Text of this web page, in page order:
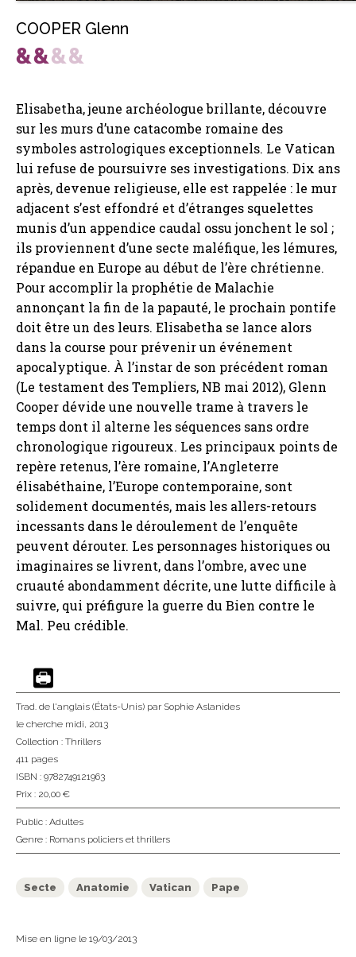
COOPER Glenn
Elisabetha, jeune archéologue brillante, découvre
sur les murs d’une catacombe romaine des
symboles astrologiques exceptionnels. Le Vatican
lui refuse de poursuivre ses investigations. Dix ans
après, devenue religieuse, elle est rappelée : le mur
adjacent s’est effondré et d’étranges squelettes
munis d’un appendice caudal ossu jonchent le sol ;
ils proviennent d’une secte maléfique, les lémures,
répandue en Europe au début de l’ère chrétienne.
Pour accomplir la prophétie de Malachie
annonçant la fin de la papauté, le prochain pontife
doit être un des leurs. Elisabetha se lance alors
dans la course pour prévenir un événement
apocalyptique. À l’instar de son précédent roman
(Le testament des Templiers, NB mai 2012), Glenn
Cooper dévide une nouvelle trame à travers le
temps dont il alterne les séquences sans ordre
chronologique rigoureux. Les principaux points de
repère retenus, l’ère romaine, l’Angleterre
élisabéthaine, l’Europe contemporaine, sont
solidement documentés, mais les allers-retours
incessants dans le déroulement de l’enquête
peuvent dérouter. Les personnages historiques ou
imaginaires se livrent, dans l’ombre, avec une
cruauté abondamment décrite, une lutte difficile à
suivre, qui préfigure la guerre du Bien contre le
Mal. Peu crédible.
Trad. de l'anglais (États-Unis) par Sophie Aslanides
le cherche midi, 2013
Collection : Thrillers
411 pages
ISBN : 9782749121963
Prix : 20,00 €
Public : Adultes
Genre : Romans policiers et thrillers
Secte Anatomie Vatican Pape
Mise en ligne le 19/03/2013